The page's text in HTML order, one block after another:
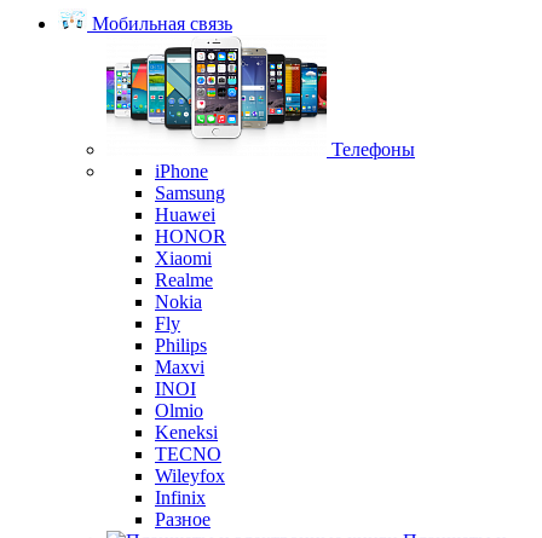
Мобильная связь
Телефоны
iPhone
Samsung
Huawei
HONOR
Xiaomi
Realme
Nokia
Fly
Philips
Maxvi
INOI
Olmio
Keneksi
TECNO
Wileyfox
Infinix
Разное